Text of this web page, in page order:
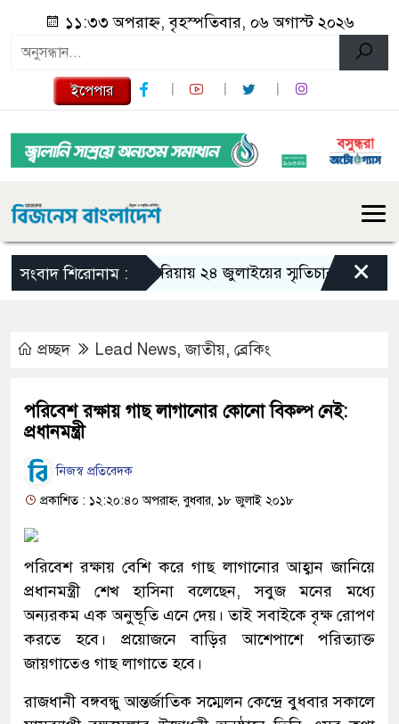
১১:৩৩ অপরাহ্ন, বৃহস্পতিবার, ০৬ অগাস্ট ২০২৬
ইপেপার
সংবাদ শিরোনাম :গজারিয়ায় ২৪ জুলাইয়ের স্মৃতিচারণ: গুমের×
প্রচ্ছদ Lead News,জাতীয়, ব্রেকিং
পরিবেশ রক্ষায় গাছ লাগানোর কোনো বিকল্প নেই:
প্রধানমন্ত্রী
নিজস্ব প্রতিবেদক
প্রকাশিত : ১২:২০:৪০ অপরাহ্ন, বুধবার, ১৮ জুলাই ২০১৮
পরিবেশ রক্ষায় বেশি করে গাছ লাগানোর আহ্বান জানিয়ে
প্রধানমন্ত্রী শেখ হাসিনা বলেছেন, সবুজ মনের মধ্যে
অন্যরকম এক অনুভূতি এনে দেয়। তাই সবাইকে বৃক্ষ রোপণ
করতে হবে। প্রয়োজনে বাড়ির আশেপাশে পরিত্যাক্ত
জায়গাতেও গাছ লাগাতে হবে।
রাজধানী বঙ্গবন্ধু আন্তর্জাতিক সম্মেলন কেন্দ্রে বুধবার সকালে